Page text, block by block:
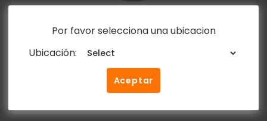
Por favor selecciona una ubicacion
Ubicación:
Aceptar
Refresco Santa De Cola 330ml
$0.70